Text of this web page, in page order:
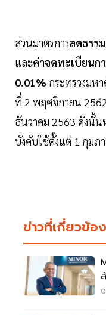
ส่วนมาตรการลดธรร
และค่าจดทะเบียนก
0.01% กระทรวงมห
ที่ 2 พฤศจิกายน
ธันวาคม 2563 ดังนั้น
บังคับใช้ตั้งแต่ 1 กุม
ข่าวที่เกี่ยวข้อง